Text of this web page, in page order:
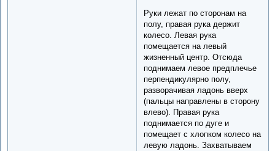
Руки лежат по сторонам на
полу, правая рука держит
колесо. Левая рука
помещается на левый
жизненный центр. Отсюда
поднимаем левое предплечье
перпендикулярно полу,
разворачивая ладонь вверх
(пальцы направлены в сторону
влево). Правая рука
поднимается по дуге и
помещает с хлопком колесо на
левую ладонь. Захватываем